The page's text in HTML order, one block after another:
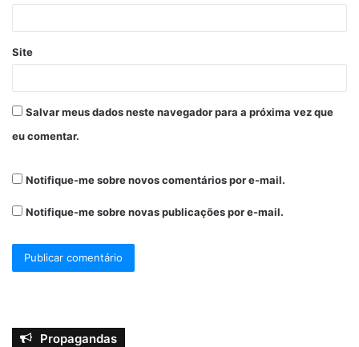
Site
Salvar meus dados neste navegador para a próxima vez que
eu comentar.
Notifique-me sobre novos comentários por e-mail.
Notifique-me sobre novas publicações por e-mail.
Propagandas